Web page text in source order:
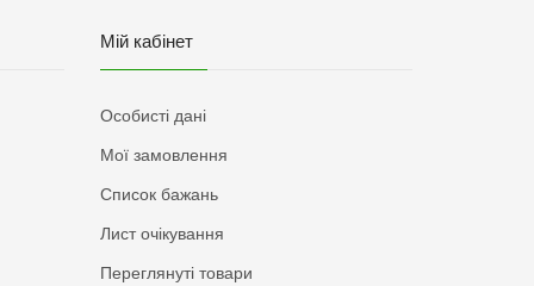
Мій кабінет
Особисті дані
Мої замовлення
Список бажань
Лист очікування
Переглянуті товари